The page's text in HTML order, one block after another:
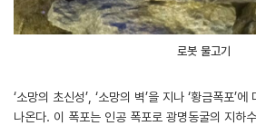
로봇 물고기
‘소망의 초신성’, ‘소망의 벽’을 지나 ‘황금폭포’
나온다. 이 폭포는 인공 폭포로 광명동굴의 지하